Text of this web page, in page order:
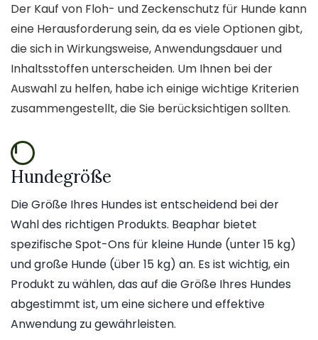
Der Kauf von Floh- und Zeckenschutz für Hunde kann
eine Herausforderung sein, da es viele Optionen gibt,
die sich in Wirkungsweise, Anwendungsdauer und
Inhaltsstoffen unterscheiden. Um Ihnen bei der
Auswahl zu helfen, habe ich einige wichtige Kriterien
zusammengestellt, die Sie berücksichtigen sollten.
1
Hundegröße
Die Größe Ihres Hundes ist entscheidend bei der
Wahl des richtigen Produkts. Beaphar bietet
spezifische Spot-Ons für kleine Hunde (unter 15 kg)
und große Hunde (über 15 kg) an. Es ist wichtig, ein
Produkt zu wählen, das auf die Größe Ihres Hundes
abgestimmt ist, um eine sichere und effektive
Anwendung zu gewährleisten.